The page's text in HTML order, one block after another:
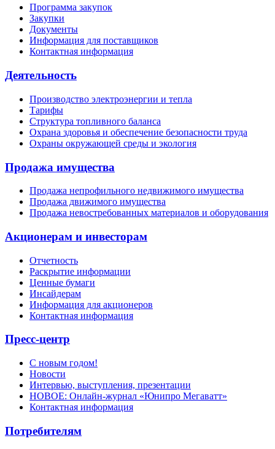
Программа закупок
Закупки
Документы
Информация для поставщиков
Контактная информация
Деятельность
Производство электроэнергии и тепла
Тарифы
Структура топливного баланса
Охрана здоровья и обеспечение безопасности труда
Охраны окружающей среды и экология
Продажа имущества
Продажа непрофильного недвижимого имущества
Продажа движимого имущества
Продажа невостребованных материалов и оборудования
Акционерам и инвесторам
Отчетность
Раскрытие информации
Ценные бумаги
Инсайдерам
Информация для акционеров
Контактная информация
Пресс-центр
С новым годом!
Новости
Интервью, выступления, презентации
НОВОЕ: Онлайн-журнал «Юнипро Мегаватт»
Контактная информация
Потребителям